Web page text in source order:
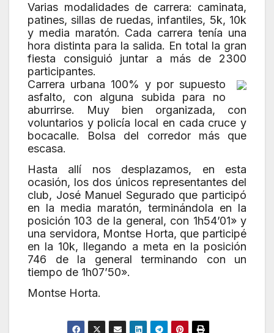
Varias modalidades de carrera: caminata,
patines, sillas de ruedas, infantiles, 5k, 10k
y media maratón. Cada carrera tenía una
hora distinta para la salida. En total la gran
fiesta consiguió juntar a más de 2300
participantes.
Carrera urbana 100% y por supuesto
asfalto, con alguna subida para no
aburrirse. Muy bien organizada, con
voluntarios y policía local en cada cruce y
bocacalle. Bolsa del corredor más que
escasa.
Hasta allí nos desplazamos, en esta
ocasión, los dos únicos representantes del
club, José Manuel Segurado que participó
en la media maratón, terminándola en la
posición 103 de la general, con 1h54’01» y
una servidora, Montse Horta, que participé
en la 10k, llegando a meta en la posición
746 de la general terminando con un
tiempo de 1h07’50».
Montse Horta.